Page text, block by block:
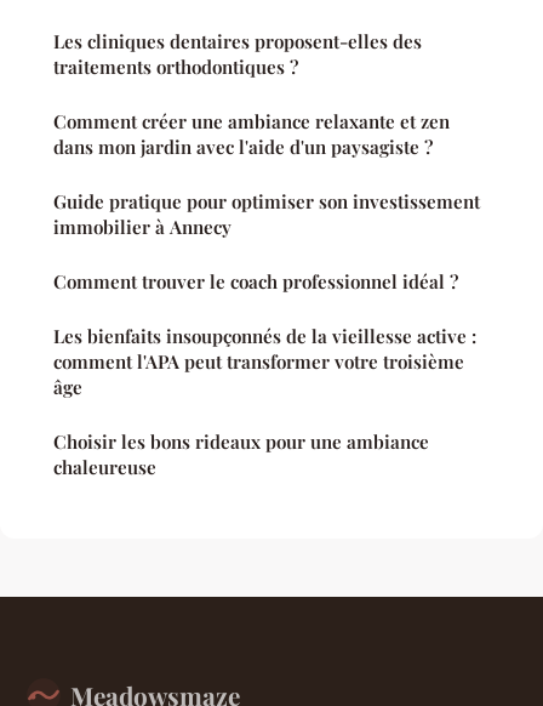
Les cliniques dentaires proposent-elles des
traitements orthodontiques ?
Comment créer une ambiance relaxante et zen
dans mon jardin avec l'aide d'un paysagiste ?
Guide pratique pour optimiser son investissement
immobilier à Annecy
Comment trouver le coach professionnel idéal ?
Les bienfaits insoupçonnés de la vieillesse active :
comment l'APA peut transformer votre troisième
âge
Choisir les bons rideaux pour une ambiance
chaleureuse
Meadowsmaze